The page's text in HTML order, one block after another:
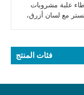
علبة مشروبات
مع لسان أزرق،
فئات المنتج